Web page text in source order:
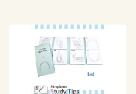
メモ帳 ギフト 子供 子ども 孫
受験 予習 復習 宿題 8種類 ブ
ック型